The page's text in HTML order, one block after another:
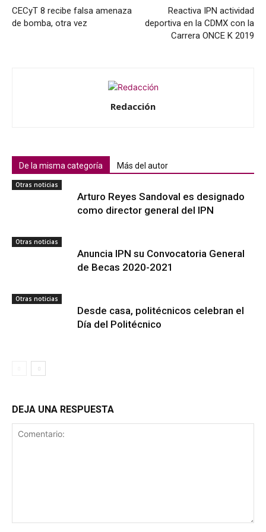
CECyT 8 recibe falsa amenaza
de bomba, otra vez
Reactiva IPN actividad
deportiva en la CDMX con la
Carrera ONCE K 2019
Redacción
De la misma categoría Más del autor
Otras noticias
Arturo Reyes Sandoval es designado
como director general del IPN
Otras noticias
Anuncia IPN su Convocatoria General
de Becas 2020-2021
Otras noticias
Desde casa, politécnicos celebran el
Día del Politécnico
DEJA UNA RESPUESTA